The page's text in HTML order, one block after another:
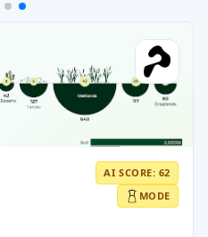
AI SCORE: 62
MODE